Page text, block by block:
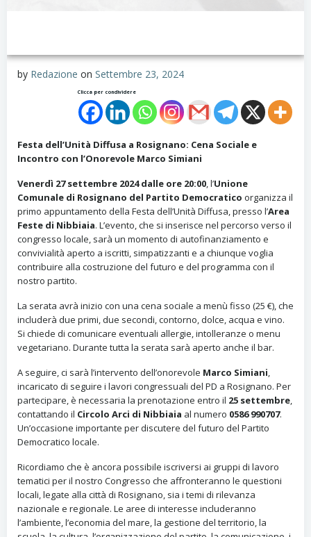
by Redazione on Settembre 23, 2024
Clicca per condividere
Festa dell’Unità Diffusa a Rosignano: Cena Sociale e
Incontro con l’Onorevole Marco Simiani
Venerdì 27 settembre 2024 dalle ore 20:00, l’Unione
Comunale di Rosignano del Partito Democratico organizza il
primo appuntamento della Festa dell’Unità Diffusa, presso l’Area
Feste di Nibbiaia. L’evento, che si inserisce nel percorso verso il
congresso locale, sarà un momento di autofinanziamento e
convivialità aperto a iscritti, simpatizzanti e a chiunque voglia
contribuire alla costruzione del futuro e del programma con il
nostro partito.
La serata avrà inizio con una cena sociale a menù fisso (25 €), che
includerà due primi, due secondi, contorno, dolce, acqua e vino.
Si chiede di comunicare eventuali allergie, intolleranze o menu
vegetariano. Durante tutta la serata sarà aperto anche il bar.
A seguire, ci sarà l’intervento dell’onorevole Marco Simiani,
incaricato di seguire i lavori congressuali del PD a Rosignano. Per
partecipare, è necessaria la prenotazione entro il 25 settembre,
contattando il Circolo Arci di Nibbiaia al numero 0586 990707.
Un’occasione importante per discutere del futuro del Partito
Democratico locale.
Ricordiamo che è ancora possibile iscriversi ai gruppi di lavoro
tematici per il nostro Congresso che affronteranno le questioni
locali, legate alla città di Rosignano, sia i temi di rilevanza
nazionale e regionale. Le aree di interesse includeranno
l’ambiente, l’economia del mare, la gestione del territorio, la